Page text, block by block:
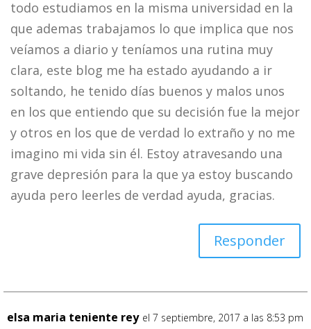
todo estudiamos en la misma universidad en la
que ademas trabajamos lo que implica que nos
veíamos a diario y teníamos una rutina muy
clara, este blog me ha estado ayudando a ir
soltando, he tenido días buenos y malos unos
en los que entiendo que su decisión fue la mejor
y otros en los que de verdad lo extraño y no me
imagino mi vida sin él. Estoy atravesando una
grave depresión para la que ya estoy buscando
ayuda pero leerles de verdad ayuda, gracias.
Responder
elsa maria teniente rey el 7 septiembre, 2017 a las 8:53 pm